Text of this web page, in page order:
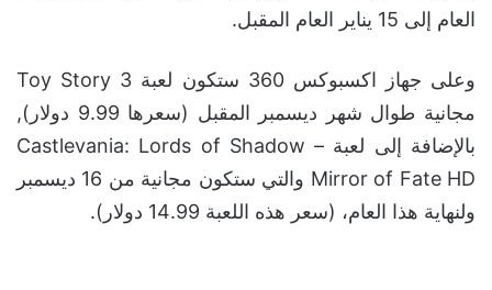
العام إلى 15 يناير العام المقبل.
وعلى جهاز اكسبوكس 360 ستكون لعبة Toy Story 3
مجانية طوال شهر ديسمبر المقبل (سعرها 9.99 دولار),
بالإضافة إلى لعبة Castlevania: Lords of Shadow –
Mirror of Fate HD والتي ستكون مجانية من 16 ديسمبر
ولنهاية هذا العام، (سعر هذه اللعبة 14.99 دولار).